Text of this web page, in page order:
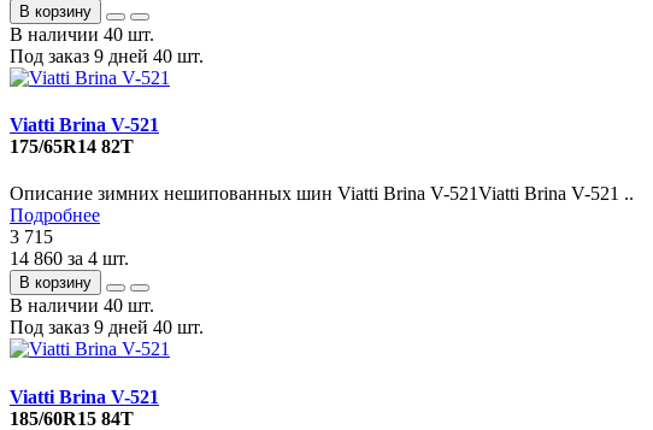
В корзину
В наличии 40 шт.
Под заказ 9 дней 40 шт.
Viatti Brina V-521
175/65R14 82T
Описание зимних нешипованных шин Viatti Brina V-521Viatti Brina V-521 ..
Подробнее
3 715
14 860 за 4 шт.
В корзину
В наличии 40 шт.
Под заказ 9 дней 40 шт.
Viatti Brina V-521
185/60R15 84T